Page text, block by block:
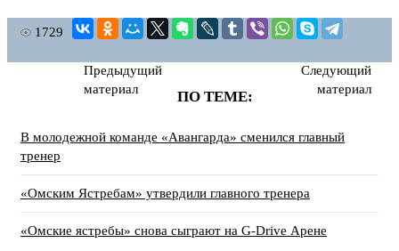
1729
Предыдущий
материал
Следующий
материал
ПО ТЕМЕ:
В молодежной команде «Авангарда» сменился главный
тренер
«Омским Ястребам» утвердили главного тренера
«Омские ястребы» снова сыграют на G-Drive Арене